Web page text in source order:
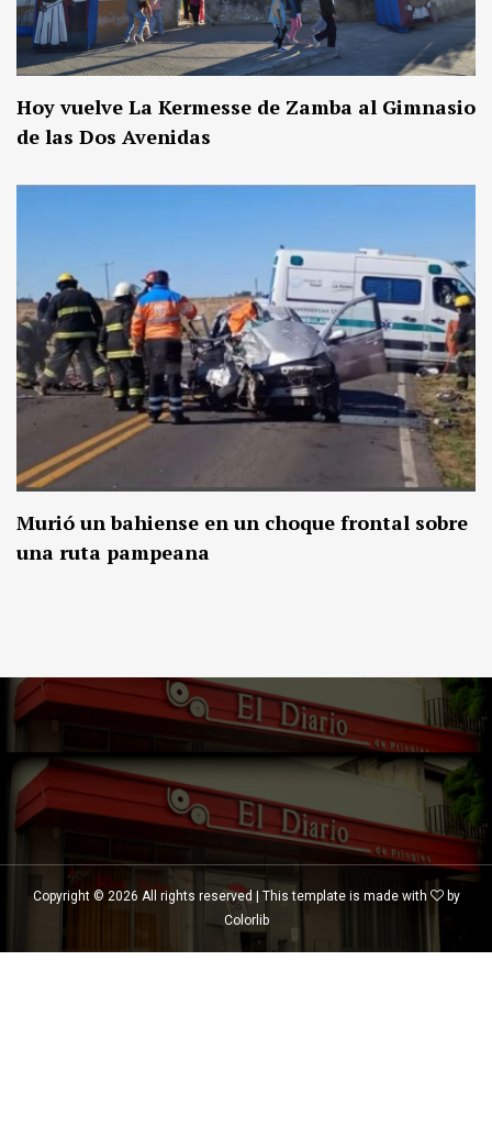
Hoy vuelve La Kermesse de Zamba al Gimnasio
de las Dos Avenidas
Murió un bahiense en un choque frontal sobre
una ruta pampeana
Copyright © 2026 All rights reserved | This template is made with
by
Colorlib